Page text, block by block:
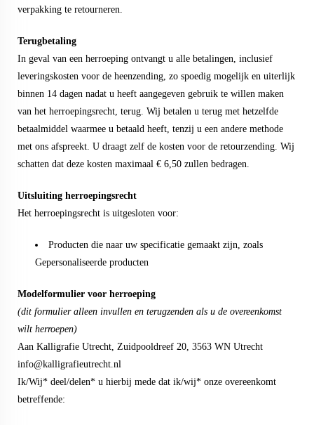
verpakking te retourneren.
Terugbetaling
In geval van een herroeping ontvangt u alle betalingen, inclusief
leveringskosten voor de heenzending, zo spoedig mogelijk en uiterlijk
binnen 14 dagen nadat u heeft aangegeven gebruik te willen maken
van het herroepingsrecht, terug. Wij betalen u terug met hetzelfde
betaalmiddel waarmee u betaald heeft, tenzij u een andere methode
met ons afspreekt. U draagt zelf de kosten voor de retourzending. Wij
schatten dat deze kosten maximaal € 6,50 zullen bedragen.
Uitsluiting herroepingsrecht
Het herroepingsrecht is uitgesloten voor:
Producten die naar uw specificatie gemaakt zijn, zoals
Gepersonaliseerde producten
Modelformulier voor herroeping
(dit formulier alleen invullen en terugzenden als u de overeenkomst
wilt herroepen)
Aan Kalligrafie Utrecht, Zuidpooldreef 20, 3563 WN Utrecht
info@kalligrafieutrecht.nl
Ik/Wij* deel/delen* u hierbij mede dat ik/wij* onze overeenkomt
betreffende: